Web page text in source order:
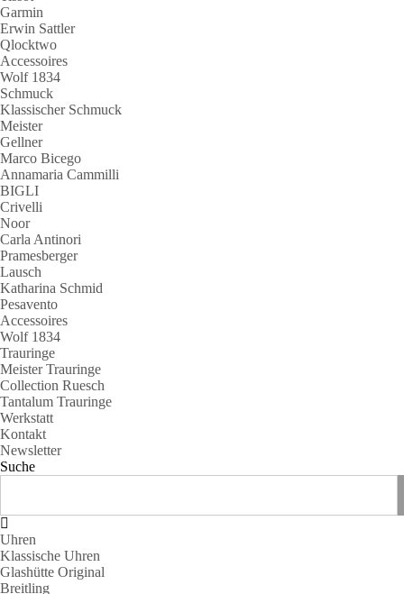
Garmin
Erwin Sattler
Qlocktwo
Accessoires
Wolf 1834
Schmuck
Klassischer Schmuck
Meister
Gellner
Marco Bicego
Annamaria Cammilli
BIGLI
Crivelli
Noor
Carla Antinori
Pramesberger
Lausch
Katharina Schmid
Pesavento
Accessoires
Wolf 1834
Trauringe
Meister Trauringe
Collection Ruesch
Tantalum Trauringe
Werkstatt
Kontakt
Newsletter
Suche
Uhren
Klassische Uhren
Glashütte Original
Breitling